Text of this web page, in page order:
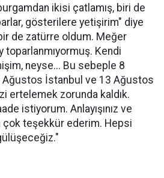
ikisi çatlamış, biri de
gösterilere yetişirim" diye
de zatürre oldum. Meğer
toparlanmıyormuş. Kendi
neyse... Bu sebeple 8
İstanbul ve 13 Ağustos
ertelemek zorunda kaldık.
istiyorum. Anlayışınız ve
teşekkür ederim. Hepsi